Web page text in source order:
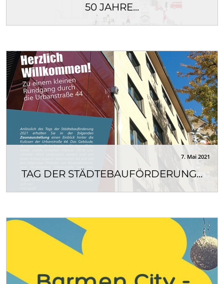
50 JAHRE...
In diesem Jahr feiern Bund, Länder und Kommunen
7. Mai 2021
TAG DER STÄDTEBAUFÖRDERUNG...
Am 8. Mai 2021 findet bundesweit der jährliche Tag